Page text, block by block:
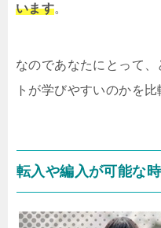
います。
なのであなたにとって
トが学びやすいのかを
転入や編入が可能な